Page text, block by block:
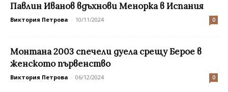
Павлин Иванов вдъхнови Менорка в Испания
Виктория Петрова - 10/11/2024 0
Монтана 2003 спечели дуела срещу Берое в
женското първенство
Виктория Петрова - 06/12/2024 0